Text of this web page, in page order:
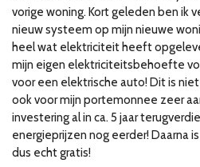
vorige woning. Kort geleden ben ik
nieuw systeem op mijn nieuwe
heel wat elektriciteit heeft
mijn eigen elektriciteitsbehoefte
voor een elektrische auto! Dit is
ook voor mijn portemonnee zeer
investering al in ca. 5 jaar
energieprijzen nog eerder! Daarna
dus echt gratis!